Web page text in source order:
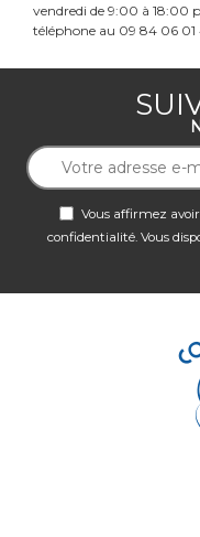
vendredi de 9:00 à 18:00
téléphone au 09 84 06 01
Vous affirmez
confidentialité. Vous